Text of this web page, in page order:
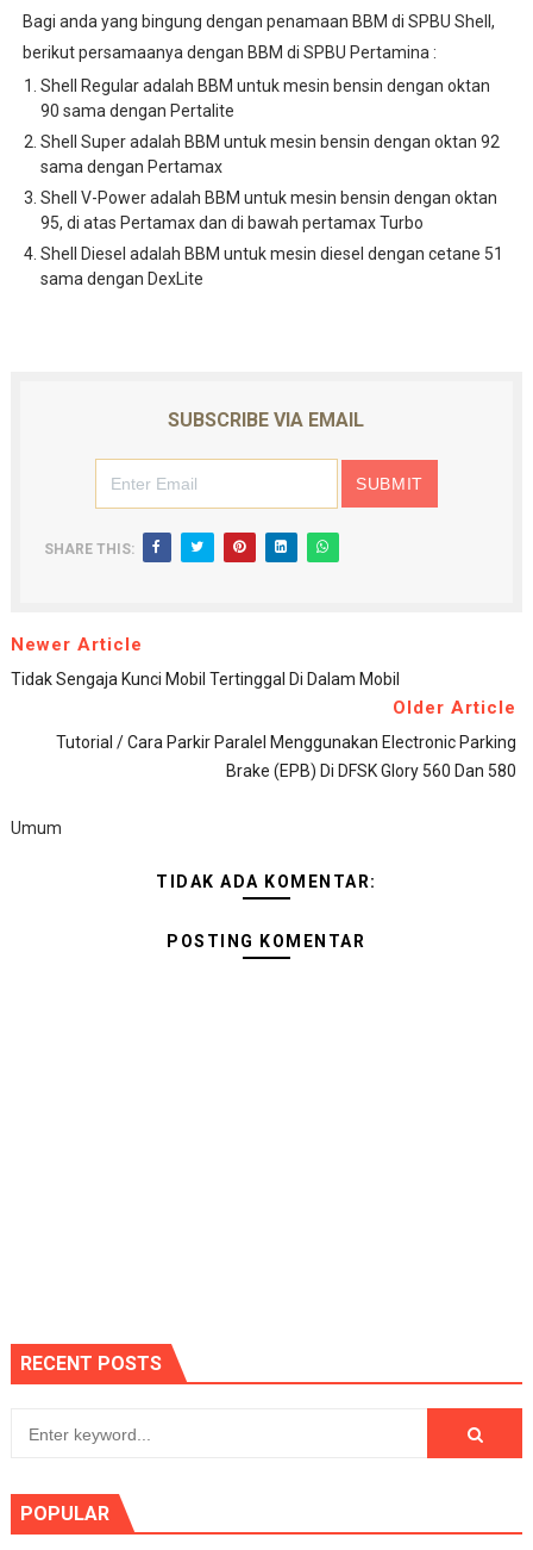
Bagi anda yang bingung dengan penamaan BBM di SPBU Shell,
berikut persamaanya dengan BBM di SPBU Pertamina :
Shell Regular adalah BBM untuk mesin bensin dengan oktan
90 sama dengan Pertalite
Shell Super adalah BBM untuk mesin bensin dengan oktan 92
sama dengan Pertamax
Shell V-Power adalah BBM untuk mesin bensin dengan oktan
95, di atas Pertamax dan di bawah pertamax Turbo
Shell Diesel adalah BBM untuk mesin diesel dengan cetane 51
sama dengan DexLite
SUBSCRIBE VIA EMAIL
SHARE THIS:
Newer Article
Tidak Sengaja Kunci Mobil Tertinggal Di Dalam Mobil
Older Article
Tutorial / Cara Parkir Paralel Menggunakan Electronic Parking
Brake (EPB) Di DFSK Glory 560 Dan 580
Umum
TIDAK ADA KOMENTAR:
POSTING KOMENTAR
RECENT POSTS
POPULAR